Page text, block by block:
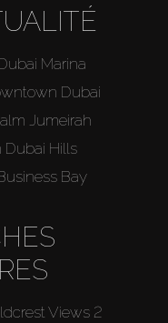
Marina
Dubai
Jumeirah
Dubai Hills
Bay
Views 2